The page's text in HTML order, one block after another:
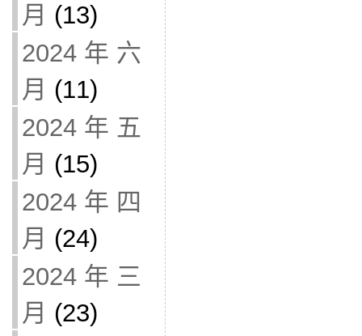
月 (13)
2024 年 六
月 (11)
2024 年 五
月 (15)
2024 年 四
月 (24)
2024 年 三
月 (23)